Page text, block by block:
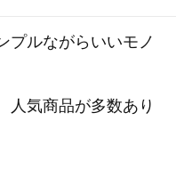
プルながらいいモノ
人気商品が多数あり